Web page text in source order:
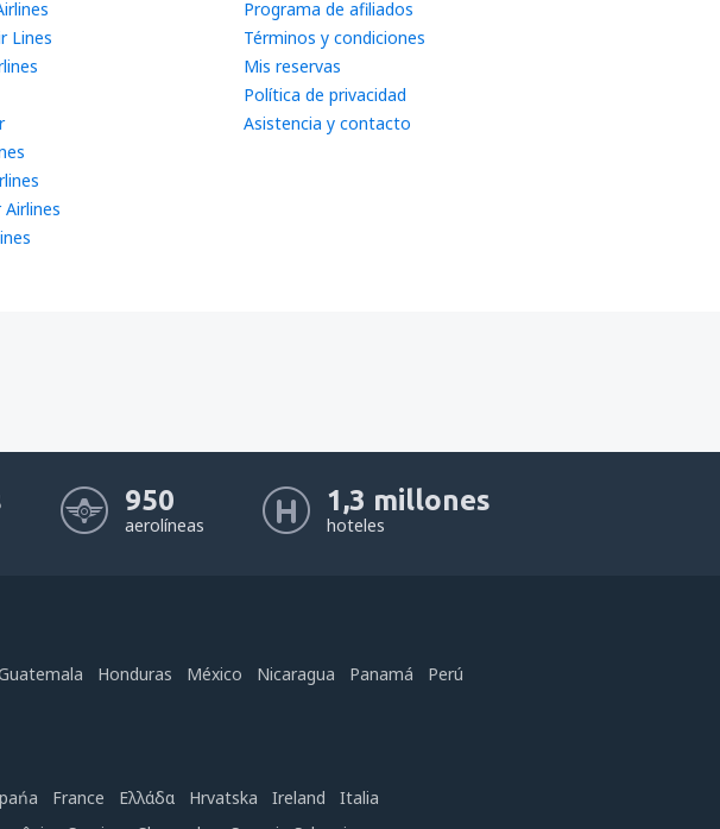
Lines
Programa de afiliados
Términos y condiciones
Mis reservas
Política de privacidad
Asistencia y contacto
950
aerolíneas
1,3 millones
hoteles
Honduras México Nicaragua Panamá
Perú
France Ελλάδα Hrvatska Ireland
Italia